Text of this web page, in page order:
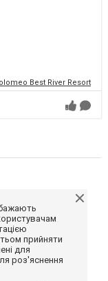
Best River Resort
бажають
прийняти
для
роз'яснення